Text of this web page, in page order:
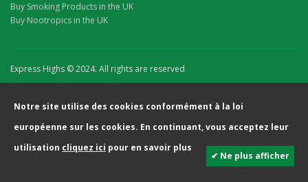
Buy Smoking Products in the UK
Buy Nootropics in the UK
Express Highs © 2024. All rights are reserved
Notre site utilise des cookies conformément à la loi
européenne sur les cookies. En continuant, vous acceptez leur
utilisation cliquez ici pour en savoir plus
✔ Ne plus afficher